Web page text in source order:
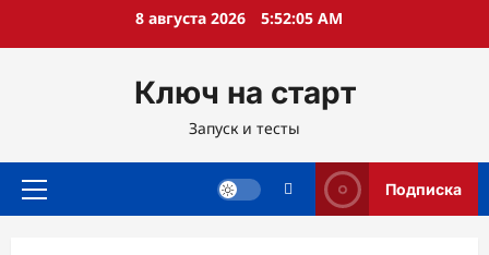
8 августа 2026 5:52:06 AM
Ключ на старт
Запуск и тесты
Основное
Подписка